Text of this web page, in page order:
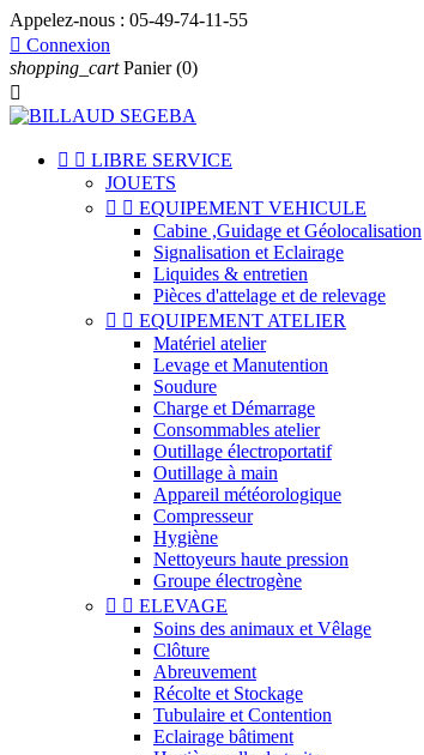
Appelez-nous : 05-49-74-11-55
 Connexion
shopping_cart Panier (0)

  LIBRE SERVICE
JOUETS
  EQUIPEMENT VEHICULE
Cabine ,Guidage et Géolocalisation
Signalisation et Eclairage
Liquides & entretien
Pièces d'attelage et de relevage
  EQUIPEMENT ATELIER
Matériel atelier
Levage et Manutention
Soudure
Charge et Démarrage
Consommables atelier
Outillage électroportatif
Outillage à main
Appareil météorologique
Compresseur
Hygiène
Nettoyeurs haute pression
Groupe électrogène
  ELEVAGE
Soins des animaux et Vêlage
Clôture
Abreuvement
Récolte et Stockage
Tubulaire et Contention
Eclairage bâtiment